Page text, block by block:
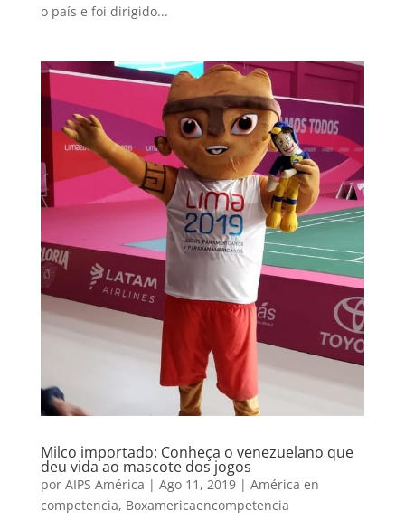
o país e foi dirigido...
Milco importado: Conheça o venezuelano que
deu vida ao mascote dos jogos
por AIPS América | Ago 11, 2019| América en
competencia, Boxamericaencompetencia